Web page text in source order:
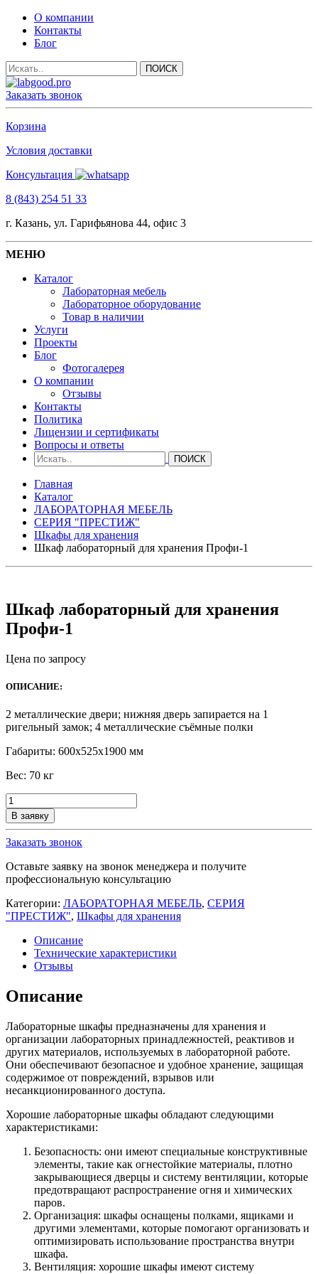
О компании
Контакты
Блог
Заказать звонок
Корзина
Условия доставки
Консультация
8 (843) 254 51 33
г. Казань, ул. Гарифьянова 44, офис 3
МЕНЮ
Каталог
Лабораторная мебель
Лабораторное оборудование
Товар в наличии
Услуги
Проекты
Блог
Фотогалерея
О компании
Отзывы
Контакты
Политика
Лицензии и сертификаты
Вопросы и ответы
Главная
Каталог
ЛАБОРАТОРНАЯ МЕБЕЛЬ
СЕРИЯ "ПРЕСТИЖ"
Шкафы для хранения
Шкаф лабораторный для хранения Профи-1
Шкаф лабораторный для хранения
Профи-1
Цена по запросу
ОПИСАНИЕ:
2 металлические двери; нижняя дверь запирается на 1
ригельный замок; 4 металлические съёмные полки
Габариты: 600х525х1900 мм
Вес: 70 кг
Количество
товара
Шкаф
лабораторный
для
хранения
Профи-1
В заявку
Заказать звонок
Оставьте заявку на звонок менеджера и получите
профессиональную консультацию
Категории: ЛАБОРАТОРНАЯ МЕБЕЛЬ, СЕРИЯ
"ПРЕСТИЖ", Шкафы для хранения
Описание
Технические характеристики
Отзывы
Описание
Лабораторные шкафы предназначены для хранения и
организации лабораторных принадлежностей, реактивов и
других материалов, используемых в лабораторной работе.
Они обеспечивают безопасное и удобное хранение, защищая
содержимое от повреждений, взрывов или
несанкционированного доступа.
Хорошие лабораторные шкафы обладают следующими
характеристиками:
Безопасность: они имеют специальные конструктивные
элементы, такие как огнестойкие материалы, плотно
закрывающиеся дверцы и систему вентиляции, которые
предотвращают распространение огня и химических
паров.
Организация: шкафы оснащены полками, ящиками и
другими элементами, которые помогают организовать и
оптимизировать использование пространства внутри
шкафа.
Вентиляция: хорошие шкафы имеют систему